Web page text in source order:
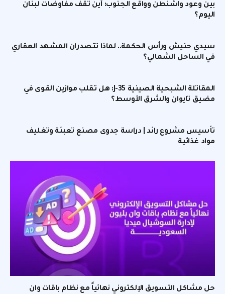
بين وعود واشنطن وواقع الجنوب: أين تقف مفاوضات لبنان
اليوم؟
سيدي حنيش ورأس الحكمة.. لماذا تتصدران المشهد العقاري
في الساحل الشمالي؟
المقاتلة الشبحية الصينية J-35: هل تقلب موازين القوى في
مضيق تايوان والشرق الأوسط؟
تأسيس مشروع رائد | دراسة جدوى مصنع تعبئة وتغليف
مواد غذائية
حل مشاكل التسويق الإلكتروني نهائياً مع نظام باقات وان